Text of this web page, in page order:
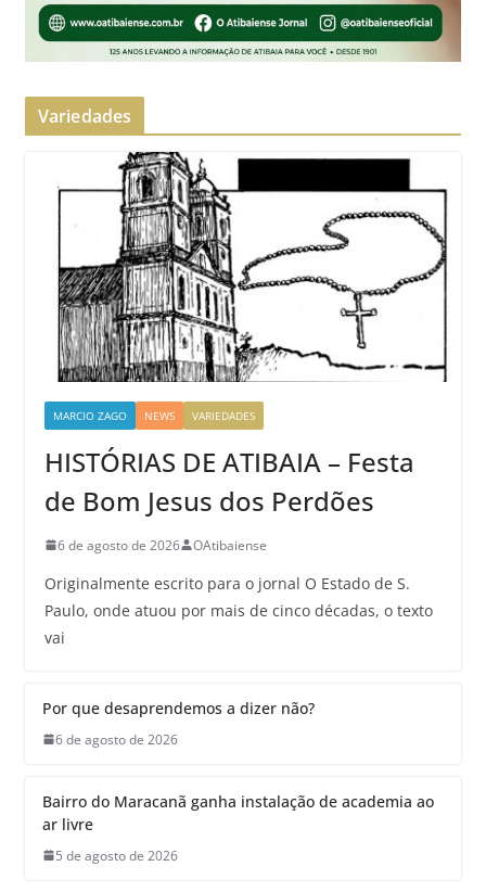
Variedades
MARCIO ZAGO NEWS VARIEDADES
HISTÓRIAS DE ATIBAIA – Festa
de Bom Jesus dos Perdões
6 de agosto de 2026 OAtibaiense
Originalmente escrito para o jornal O Estado de S.
Paulo, onde atuou por mais de cinco décadas, o texto
vai
Por que desaprendemos a dizer não?
6 de agosto de 2026
Bairro do Maracanã ganha instalação de academia ao
ar livre
5 de agosto de 2026